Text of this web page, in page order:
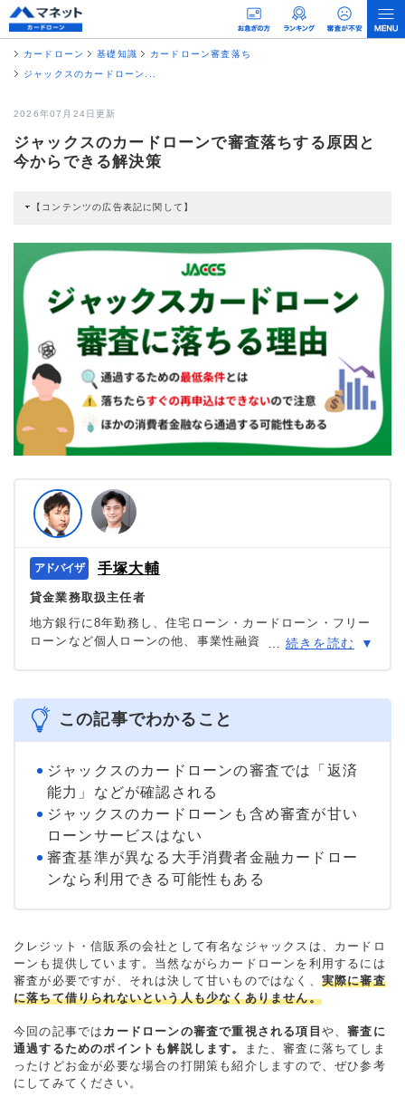
カードローン 基礎知識
カードローン審査落ち
ジャックスのカードローン...
2026年07月24日更新
ジャックスのカードローンで審査落ちする原因と
今からできる解決策
【コンテンツの広告表記に関して】
すると弊社に対して企業から紹介報酬が支払われるという収益モデルです。 た
だし、特定の商品を根拠なくPRするものではなく、当編集部の調査／ユーザー
への口コミ収集などに基づき、公平性を担保した情報提供を行っています。
>提携企業一覧
手塚大輔
貸金業務取扱主任者
地方銀行に8年勤務し、住宅ローン・カードローン・フリー
ローンなど個人ローンの他、事業性融資・創業融資など幅
資信託・個人年金・国債販売も取り扱った金融商品のプ
ロ。
＞＞公式ページ
続きを読む
この記事でわかること
ジャックスのカードローンの審査では「返済
能力」などが確認される
ジャックスのカードローンも含め審査が甘い
ローンサービスはない
審査基準が異なる大手消費者金融カードロー
ンなら利用できる可能性もある
クレジット・信販系の会社として有名なジャックスは、カードロ
ーンも提供しています。当然ながらカードローンを利用するには
審査が必要ですが、それは決して甘いものではなく、 実際に審査
に落ちて借りられないという人も少なくありません。
今回の記事では カードローンの審査で重視される項目 や、審査に
通過するためのポイントも解説します。
また、審査に落ちてしま
ったけどお金が必要な場合の打開策も紹介しますので、ぜひ参考
にしてみてください。